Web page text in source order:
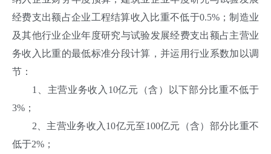
经费支出额占企业工程结算收入比重不低于0.5%；制造业
及其他行业企业年度研究与试验发展经费支出额占主营业
务收入比重的最低标准分段计算，并运用行业系数加以调
节：
1、主营业务收入10亿元（含）以下部分比重不低于
3%；
2、主营业务收入10亿元至100亿元（含）部分比重不
低于2%；